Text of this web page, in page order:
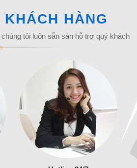
HÀNG
tôi luôn sẵn sàn hỗ trợ quý khách